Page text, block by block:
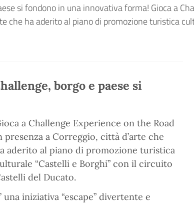
si fondono in una innovativa forma! Gioca a
che ha aderito al piano di promozione turistica
borgo e paese si
a Challenge Experience on the Road
presenza a Correggio, città d’arte che
aderito al piano di promozione turistica
“Castelli e Borghi” con il circuito
del Ducato.
una iniziativa “escape” divertente e